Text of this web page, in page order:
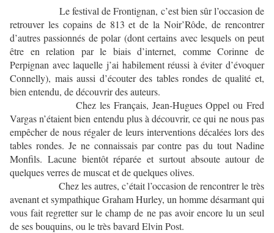
Le festival de Frontignan, c’est bien sûr l’occasion de
retrouver les copains de 813 et de la Noir’Rôde, de rencontrer
d’autres passionnés de polar (dont certains avec lesquels on peut
être en relation par le biais d’internet, comme Corinne de
Perpignan avec laquelle j’ai habilement réussi à éviter d’évoquer
Connelly), mais aussi d’écouter des tables rondes de qualité et,
bien entendu, de découvrir des auteurs.
Chez les Français, Jean-Hugues Oppel ou Fred
Vargas n’étaient bien entendu plus à découvrir, ce qui ne nous pas
empêcher de nous régaler de leurs interventions décalées lors des
tables rondes. Je ne connaissais par contre pas du tout Nadine
Monfils. Lacune bientôt réparée et surtout absoute autour de
quelques verres de muscat et de quelques olives.
Chez les autres, c’était l’occasion de rencontrer le très
avenant et sympathique Graham Hurley, un homme désarmant qui
vous fait regretter sur le champ de ne pas avoir encore lu un seul
de ses bouquins, ou le très bavard Elvin Post.